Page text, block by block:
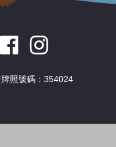
照號碼：354024